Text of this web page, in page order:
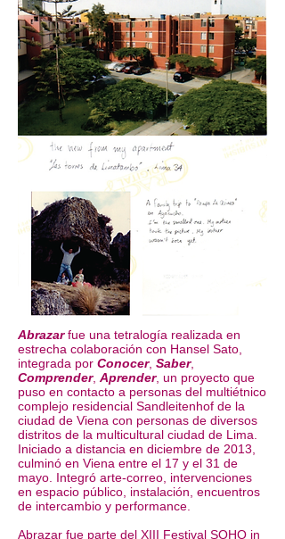
Abrazarfue una tetralogía realizada en
estrecha colaboración con Hansel Sato,
integrada por Conocer, Saber,
Comprender, Aprender, un proyecto que
puso en contacto a personas del multiétnico
complejo residencial Sandleitenhof de la
ciudad de Viena con personas de diversos
distritos de la multicultural ciudad de Lima.
Iniciado a distancia en diciembre de 2013,
culminó en Viena entre el 17 y el 31 de
mayo. Integró arte-correo, intervenciones
en espacio público, instalación, encuentros
de intercambio y performance.
Abrazar fue parte del XIII Festival SOHO in